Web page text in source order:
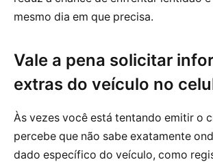
mesmo dia em que precisa.
Vale a pena solicitar
extras do veículo no
Às vezes você está tentando emitir o
percebe que não sabe exatamente
dado específico do veículo, como